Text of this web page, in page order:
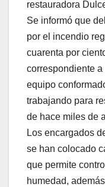
restauradora
Se informó que
por el incendio
cuarenta por
correspondiente a
equipo
trabajando para
de hace miles de
Los encargados
se han colocado
que permite
humedad,